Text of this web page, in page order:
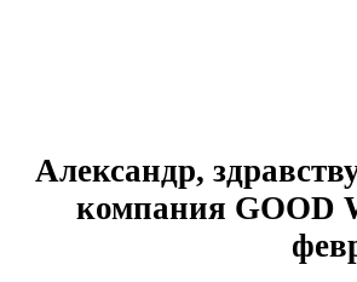
Александр,
компания GOOD